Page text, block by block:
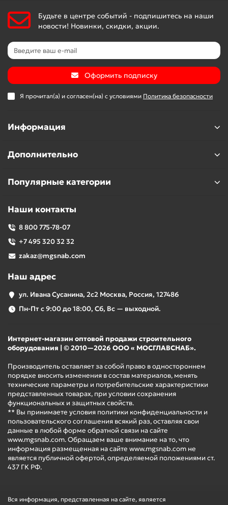
Вся информация, представленная на сайте, является
Будьте в центре событий - подпишитесь на наши
новости! Новинки, скидки, акции.
Оформить подписку
Я прочитал(а) и согласен(на) с условиями Политика безопасности
Информация
Дополнительно
Популярные категории
Наши контакты
8 800 775-78-07
+7 495 320 32 32
zakaz@mgsnab.com
Наш адрес
ул. Ивана Сусанина, 2с2 Москва, Россия, 127486
Пн-Пт с 9:00 до 18:00, Сб, Вс — выходной.
Интернет-магазин оптовой продажи строительного
оборудования | © 2010—2026 ООО « МОСГЛАВСНАБ».
Производитель оставляет за собой право в одностороннем
порядке вносить изменения в состав материалов, менять
технические параметры и потребительские характеристики
представленных товарах, при условии сохранения
функциональных и защитных свойств.
** Вы принимаете условия политики конфиденциальности и
пользовательского соглашения всякий раз, оставляя свои
данные в любой форме обратной связи на сайте
www.mgsnab.com. Обращаем ваше внимание на то, что
информация размещенная на сайте www.mgsnab.com не
является публичной офертой, определяемой положениями ст.
437 ГК РФ.